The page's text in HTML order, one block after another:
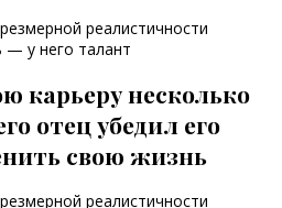
карьеру несколько
отец убедил его
свою жизнь